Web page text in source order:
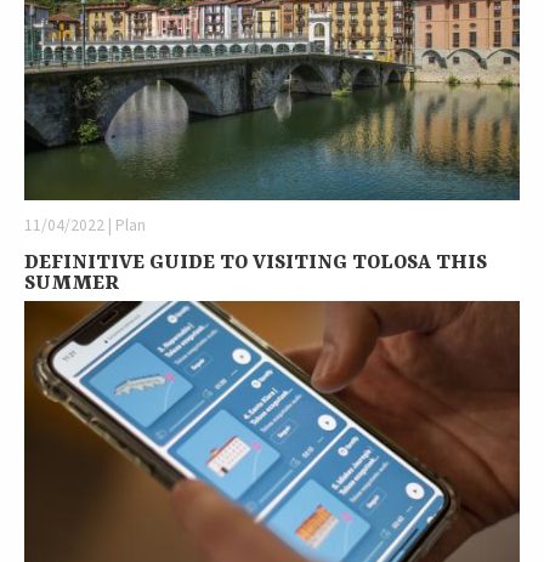
11/04/2022 | Plan
DEFINITIVE GUIDE TO VISITING TOLOSA THIS
SUMMER